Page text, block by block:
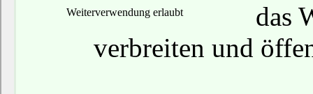
Weiterverwendung erlaubt
das
verbreiten und